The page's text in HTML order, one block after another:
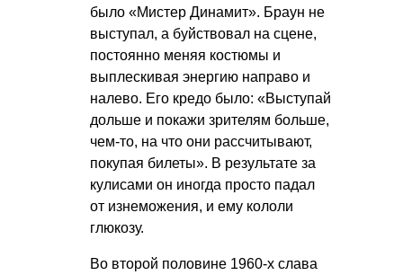
было «Мистер Динамит». Браун не
выступал, а буйствовал на сцене,
постоянно меняя костюмы и
выплескивая энергию направо и
налево. Его кредо было: «Выступай
дольше и покажи зрителям больше,
чем-то, на что они рассчитывают,
покупая билеты». В результате за
кулисами он иногда просто падал
от изнеможения, и ему кололи
глюкозу.
Во второй половине 1960-х слава